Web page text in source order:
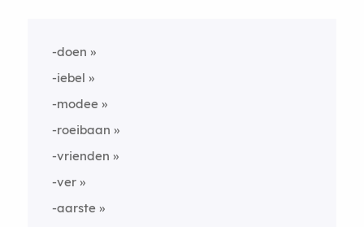
-doen
-iebel
-modee
-roeibaan
-vrienden
-ver
-aarste